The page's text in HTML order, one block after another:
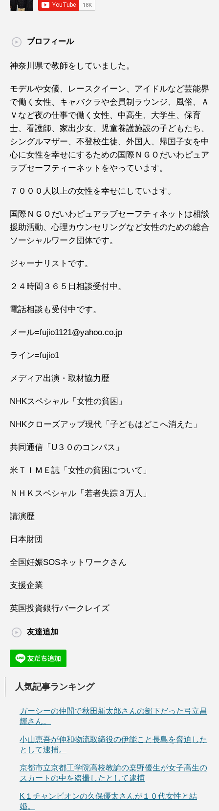
プロフィール
神奈川県で教師をしていました。
モデルや女優、レースクイーン、アイドルなど芸能界
で働く女性、キャバクラや会員制ラウンジ、風俗、Ａ
Ｖなど夜の仕事で働く女性、中高生、大学生、保育
士、看護師、家出少女、児童養護施設の子どもたち、
シングルマザー、不登校生徒、外国人、帰国子女を中
心に女性を幸せにするための国際ＮＧＯだいわピュア
ラブセーフティーネットをやっています。
７０００人以上の女性を幸せにしています。
国際ＮＧＯだいわピュアラブセーフティネットは相談
援助活動、心理カウンセリングなど女性のための総合
ソーシャルワーク団体です。
ジャーナリストです。
２４時間３６５日相談受付中。
電話相談も受付中です。
メール=fujio1121@yahoo.co.jp
ライン=fujio1
メディア出演・取材協力歴
NHKスペシャル「女性の貧困」
NHKクローズアップ現代「子どもはどこへ消えた」
共同通信「U３０のコンパス」
米ＴＩＭＥ誌「女性の貧困について」
ＮＨＫスペシャル「若者失踪３万人」
講演歴
日本財団
全国妊娠SOSネットワークさん
支援企業
英国投資銀行バークレイズ
友達追加
人気記事ランキング
ガーシーの仲間で秋田新太郎さんの部下だった弓立昌
輝さん。
小山恵吾が伸和物流取締役の伊能こと長島を脅迫した
として逮捕。
京都市立京都工学院高校教諭の桒野優生が女子高生の
スカートの中を盗撮したとして逮捕
K１チャンピオンの久保優太さんが１０代女性と結
婚。